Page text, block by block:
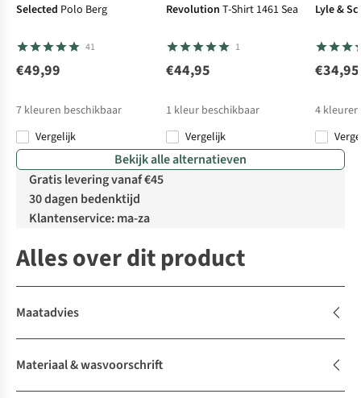
Selected Polo Berg
41
€49,99
7 kleuren beschikbaar
Vergelijk
Revolution T-Shirt 1461 Sea
1
€44,95
1 kleur beschikbaar
Vergelijk
Lyle &
€34,95
4
Bekijk alle alternatieven
Gratis levering vanaf €45
30 dagen bedenktijd
Klantenservice: ma-za
Alles over dit product
Maatadvies
Materiaal & wasvoorschrift